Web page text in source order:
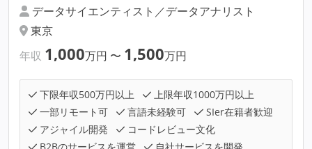
データサイエンティスト／データアナリスト
東京
年収 1,000万円 〜 1,500万円
下限年収500万円以上
上限年収1000万円以上
一部リモート可
言語未経験可
SIer在籍者歓迎
アジャイル開発
コードレビュー文化